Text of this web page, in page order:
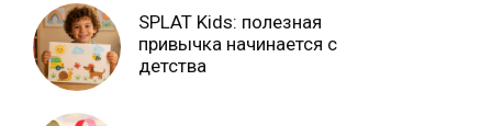
SPLAT Kids: полезная
привычка начинается с
детства